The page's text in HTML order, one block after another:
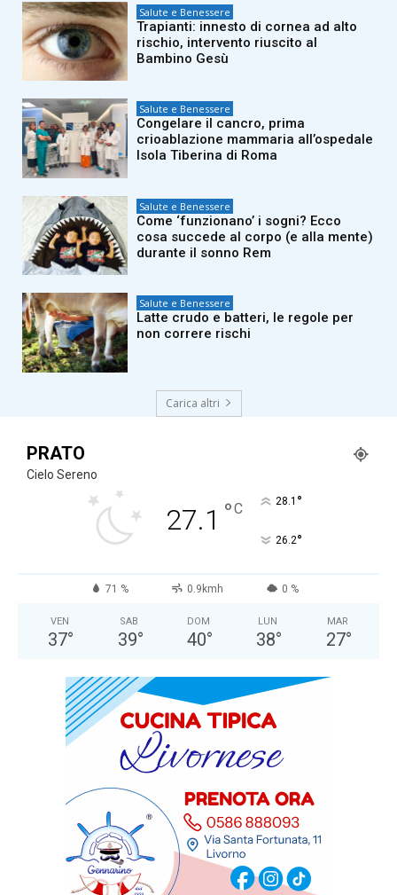
Salute e Benessere
Trapianti: innesto di cornea ad alto
rischio, intervento riuscito al
Bambino Gesù
Salute e Benessere
Congelare il cancro, prima
crioablazione mammaria all’ospedale
Isola Tiberina di Roma
Salute e Benessere
Come ‘funzionano’ i sogni? Ecco
cosa succede al corpo (e alla mente)
durante il sonno Rem
Salute e Benessere
Latte crudo e batteri, le regole per
non correre rischi
Carica altri
PRATO
Cielo Sereno
27.1 °C 28.1 °
26.2°
71 % 0.9kmh 0 %
VEN
37°
SAB
39°
DOM
40°
LUN
38°
MAR
27°